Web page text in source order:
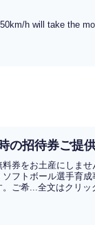
h will take the
の招待券ご提
券をお土産にしま
フトボール選手育
ご希...全文はクリッ